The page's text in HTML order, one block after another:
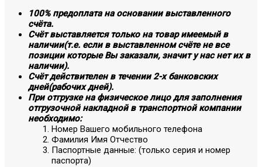
100% предоплата на основании выставленного
счёта.
Счёт выставляется только на товар имеемый в
наличии(т.е. если в выставленном счёте не все
позиции которые Вы заказали, значит у нас нет их в
наличии).
Счёт действителен в течении 2-х банковских
дней(рабочих дней).
При отгрузке на физическое лицо для заполнения
отгрузочной накладной в транспортной компании
необходимо:
Номер Вашего мобильного телефона
Фамилия Имя Отчество
Паспортные данные: (только серия и номер
паспорта)